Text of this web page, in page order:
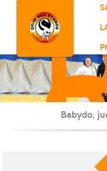
Babydo,
Panneau de gestion